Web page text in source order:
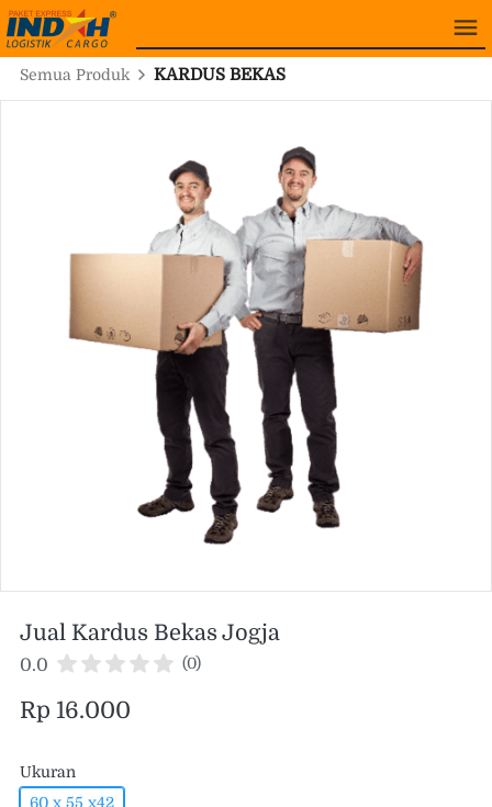
Semua Produk KARDUS BEKAS
Jual Kardus Bekas Jogja
0.0 (0)
Rp 16.000
Ukuran
60 x 55 x42